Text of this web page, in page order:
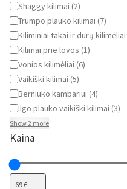
Shaggy kilimai (2)
Trumpo plauko kilimai (7)
Kiliminiai takai ir durų kilimėliai
Kilimai prie lovos (1)
Vonios kilimėliai (6)
Vaikiški kilimai (5)
Berniuko kambariui (4)
Ilgo plauko vaikiški kilimai (3)
Show 2 more
Kaina